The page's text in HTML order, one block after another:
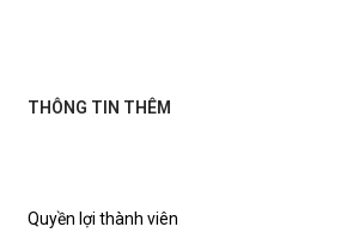
THÔNG TIN THÊM
Quyền lợi thành viên